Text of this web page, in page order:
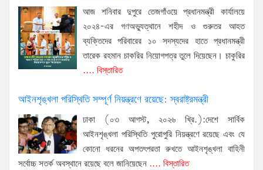
আজ শনিবার দুপুরে তেজগাঁওয়ে প্রধানমন্ত্রী কার্যালয়ে
২০২৪-এর গণঅভ্যুত্থানে শহীদ ও গুরুতর আহত
ব্যক্তিদের পরিবারের ১০ সদস্যদের হাতে প্রধানমন্ত্রী
তারেক রহমান চাকরির নিয়োগপত্র তুলে দিয়েছেন। চাকুরির
.... বিস্তারিত
আইনশৃঙ্খলা পরিস্থিতি সম্পূর্ণ নিয়ন্ত্রণে রয়েছে: স্বরাষ্ট্রমন্ত্রী
ঢাকা (০৩ আগস্ট, ২০২৬ খ্রি.):দেশে সার্বিক
আইনশৃঙ্খলা পরিস্থিতি পুরোপুরি নিয়ন্ত্রণে রয়েছে এবং যে
কোনো ধরনের অপতৎপরতা রুখতে আইনশৃঙ্খলা বাহিনী
সর্বোচ্চ সতর্ক অবস্থানে রয়েছে বলে জানিয়েছেন .... বিস্তারিত